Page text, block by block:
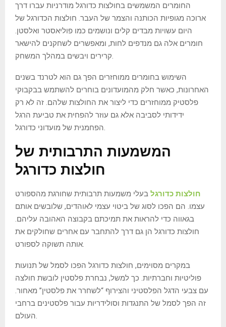
החומרים המשמשים בחולצות כדורגל מודרניות עברו דרך
ארוכה מגופיות הכותנה והצמר של העבר. חולצות הכדורגל של
היום עשויות מבדים קלים ונושמים כמו פוליאסטר ואלסטן.
חומרים אלה גם מנדפים לחות, ומאפשרים לשחקנים להישאר
השימוש בחומרים ממוחזרים הפך גם הוא לטרנד בשנים
האחרונות, כאשר חלק מהמועדונים בוחרים להשתמש בבקבוקי
פלסטיק ממוחזרים כדי ליצור את החולצות שלהם. זה לא רק
ידידותי לסביבה אלא גם עוזר להפחית את טביעת הרגל
המשמעות התרבותית של
חולצות כדורגל
חולצות כדורגל בעלי משמעות תרבותית שחורגת מהספורט
עצמו. הם הפכו לסוג של ביטוי עצמי לאוהדים, שלובשים אותם
בגאווה כדי להראות את תמיכתם בקבוצה האהובה עליהם.
חולצות כדורגל הן גם דרך להתחבר עם אחרים שחולקים את
במקרים מסוימים, חולצות כדורגל הפכו לסמל של תנועות
פוליטיות וחברתיות. כך למשל, נבחרת פלסטין לובשת חולצה
עם צבעי הדגל הפלסטיני והצירוף “לשחרר את פלסטין” מאחור.
זה הפך לסמל של התנגדות וסולידריות עבור פלסטינים ברחבי